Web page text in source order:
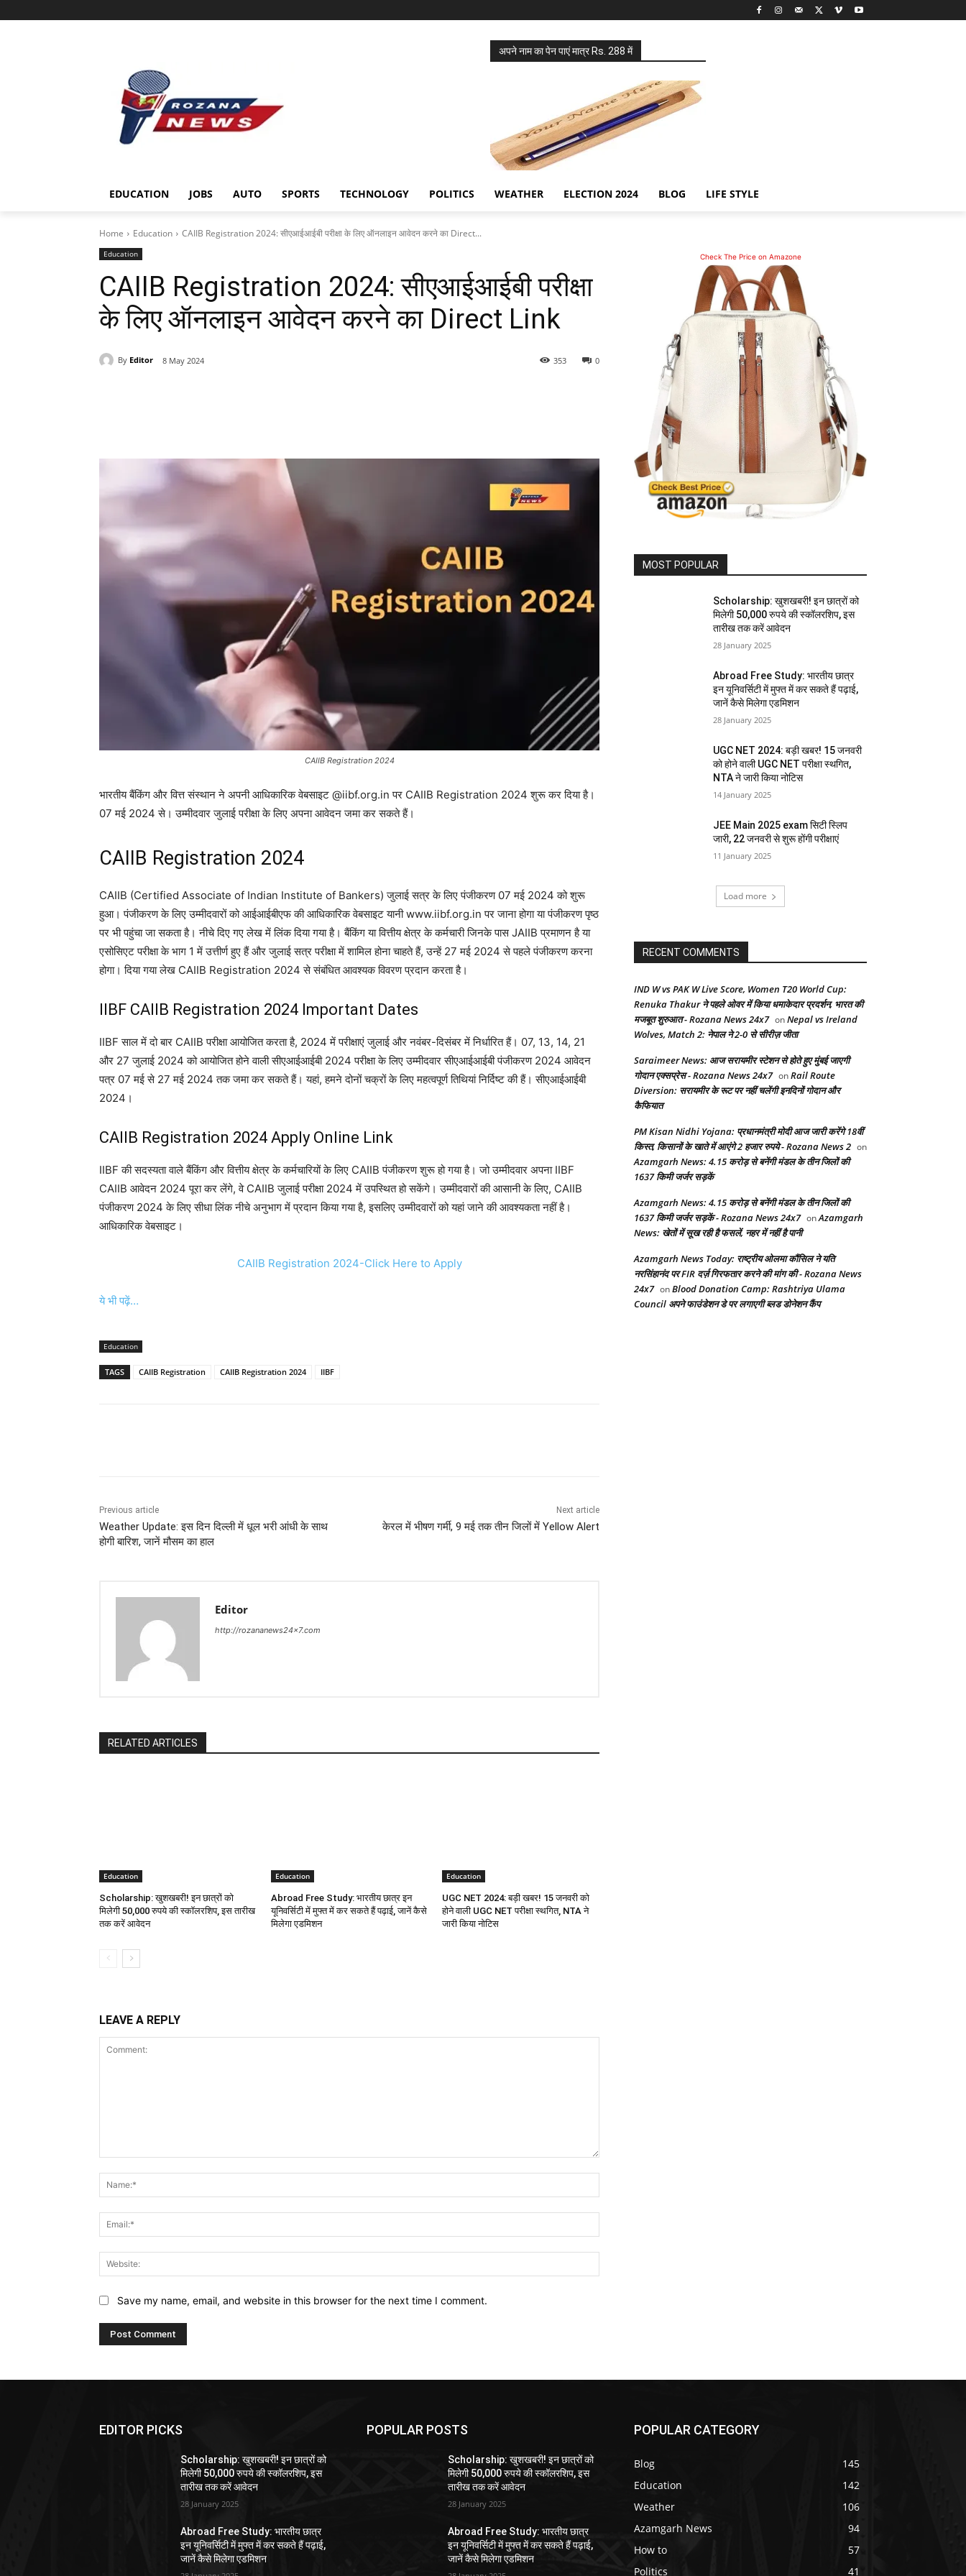
अपने नाम का पेन पाएं मात्र Rs. 288 में
EDUCATION JOBS AUTO SPORTS TECHNOLOGY POLITICS WEATHER ELECTION 2024 BLOG LIFE STYLE
Home Education CAIIB Registration 2024: सीएआईआईबी परीक्षा के लिए ऑनलाइन आवेदन करने का Direct...
Education
CAIIB Registration 2024: सीएआईआईबी परीक्षा
के लिए ऑनलाइन आवेदन करने का Direct Link
By Editor 8 May 2024 0
353
CAIIB Registration 2024
भारतीय बैंकिंग और वित्त संस्थान ने अपनी आधिकारिक वेबसाइट @iibf.org.in पर CAIIB Registration 2024 शुरू कर दिया है।
07 मई 2024 से। उम्मीदवार जुलाई परीक्षा के लिए अपना आवेदन जमा कर सकते हैं।
CAIIB Registration 2024
CAIIB (Certified Associate of Indian Institute of Bankers) जुलाई सत्र के लिए पंजीकरण 07 मई 2024 को शुरू
हुआ। पंजीकरण के लिए उम्मीदवारों को आईआईबीएफ की आधिकारिक वेबसाइट यानी www.iibf.org.in पर जाना होगा या पंजीकरण पृष्ठ
पर भी पहुंचा जा सकता है। नीचे दिए गए लेख में लिंक दिया गया है। बैंकिंग या वित्तीय क्षेत्र के कर्मचारी जिनके पास JAIIB प्रमाणन है या
एसोसिएट परीक्षा के भाग 1 में उत्तीर्ण हुए हैं और जुलाई सत्र परीक्षा में शामिल होना चाहते हैं, उन्हें 27 मई 2024 से पहले पंजीकरण करना
होगा। दिया गया लेख CAIIB Registration 2024 से संबंधित आवश्यक विवरण प्रदान करता है।
IIBF CAIIB Registration 2024 Important Dates
IIBF साल में दो बार CAIIB परीक्षा आयोजित करता है, 2024 में परीक्षाएं जुलाई और नवंबर-दिसंबर में निर्धारित हैं। 07, 13, 14, 21
और 27 जुलाई 2024 को आयोजित होने वाली सीएआईआईबी 2024 परीक्षा के लिए उम्मीदवार सीएआईआईबी पंजीकरण 2024 आवेदन
पत्र 07 मई से 27 मई 2024 तक जमा कर सकते हैं। यहां, हमने दोनों चक्रों के लिए महत्वपूर्ण तिथियां निर्दिष्ट की हैं। सीएआईआईबी
2024।
CAIIB Registration 2024 Apply Online Link
IIBF की सदस्यता वाले बैंकिंग और वित्तीय क्षेत्र के कर्मचारियों के लिए CAIIB पंजीकरण शुरू हो गया है। जो उम्मीदवार अपना IIBF
CAIIB आवेदन 2024 पूरा कर लेंगे, वे CAIIB जुलाई परीक्षा 2024 में उपस्थित हो सकेंगे। उम्मीदवारों की आसानी के लिए, CAIIB
पंजीकरण 2024 के लिए सीधा लिंक नीचे अनुभाग में प्रदान किया गया है, इसलिए उम्मीदवारों को यहां जाने की आवश्यकता नहीं है।
आधिकारिक वेबसाइट।
CAIIB Registration 2024-Click Here to Apply
ये भी पढ़ें…
Education
TAGS CAIIB Registration CAIIB Registration 2024 IIBF
Previous article
Weather Update: इस दिन दिल्ली में धूल भरी आंधी के साथ
होगी बारिश, जानें मौसम का हाल
Next article
केरल में भीषण गर्मी, 9 मई तक तीन जिलों में Yellow Alert
Editor
http://rozananews24x7.com
RELATED ARTICLES
Education
Scholarship: खुशखबरी! इन छात्रों को
मिलेगी 50,000 रुपये की स्कॉलरशिप, इस तारीख
तक करें आवेदन
Education
Abroad Free Study: भारतीय छात्र इन
यूनिवर्सिटी में मुफ्त में कर सकते हैं पढ़ाई, जानें कैसे
मिलेगा एडमिशन
Education
UGC NET 2024: बड़ी खबर! 15 जनवरी को
होने वाली UGC NET परीक्षा स्थगित, NTA ने
जारी किया नोटिस
LEAVE A REPLY
Save my name, email, and website in this browser for the next time I comment.
Check The Price on Amazone
MOST POPULAR
Scholarship: खुशखबरी! इन छात्रों को
मिलेगी 50,000 रुपये की स्कॉलरशिप, इस
तारीख तक करें आवेदन
28 January 2025
Abroad Free Study: भारतीय छात्र
इन यूनिवर्सिटी में मुफ्त में कर सकते हैं पढ़ाई,
जानें कैसे मिलेगा एडमिशन
28 January 2025
UGC NET 2024: बड़ी खबर! 15 जनवरी
को होने वाली UGC NET परीक्षा स्थगित,
NTA ने जारी किया नोटिस
14 January 2025
JEE Main 2025 exam सिटी स्लिप
जारी, 22 जनवरी से शुरू होंगी परीक्षाएं
11 January 2025
Load more
RECENT COMMENTS
IND W vs PAK W Live Score, Women T20 World Cup:
Renuka Thakur ने पहले ओवर में किया धमाकेदार प्रदर्शन, भारत की
मजबूत शुरुआत - Rozana News 24x7 onNepal vs Ireland
Wolves, Match 2: नेपाल ने 2-0 से सीरीज़ जीता
Saraimeer News: आज सरायमीर स्टेशन से होते हुए मुंबई जाएगी
गोदान एक्सप्रेस - Rozana News 24x7 onRail Route
Diversion: सरायमीर के रूट पर नहीं चलेंगी इनदिनों गोदान और
कैफियात
PM Kisan Nidhi Yojana: प्रधानमंत्री मोदी आज जारी करेंगे 18वीं
किस्त, किसानों के खाते में आएंगे 2 हजार रुपये - Rozana News 2 on
Azamgarh News: 4.15 करोड़ से बनेंगी मंडल के तीन जिलों की
1637 किमी जर्जर सड़कें
Azamgarh News: 4.15 करोड़ से बनेंगी मंडल के तीन जिलों की
1637 किमी जर्जर सड़कें - Rozana News 24x7 onAzamgarh
News: खेतों में सूख रही है फसलें, नहर में नहीं है पानी
Azamgarh News Today: राष्ट्रीय ओलमा कौंसिल ने यति
नरसिंहानंद पर FIR दर्ज़ गिरफतार करने की मांग की - Rozana News
24x7 onBlood Donation Camp: Rashtriya Ulama
Council अपने फाउंडेशन डे पर लगाएगी ब्लड डोनेशन कैंप
EDITOR PICKS
Scholarship: खुशखबरी! इन छात्रों को
मिलेगी 50,000 रुपये की स्कॉलरशिप, इस
तारीख तक करें आवेदन
28 January 2025
Abroad Free Study: भारतीय छात्र
इन यूनिवर्सिटी में मुफ्त में कर सकते हैं पढ़ाई,
जानें कैसे मिलेगा एडमिशन
POPULAR POSTS
Scholarship: खुशखबरी! इन छात्रों को
मिलेगी 50,000 रुपये की स्कॉलरशिप, इस
तारीख तक करें आवेदन
28 January 2025
Abroad Free Study: भारतीय छात्र
इन यूनिवर्सिटी में मुफ्त में कर सकते हैं पढ़ाई,
जानें कैसे मिलेगा एडमिशन
POPULAR CATEGORY
Blog
145
Education
142
Weather
106
Azamgarh News
94
How to
57
Politics
41